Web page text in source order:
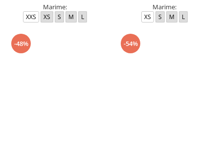
Marime:
XXS XS S M L
Marime:
XS S M L
-48% -54%